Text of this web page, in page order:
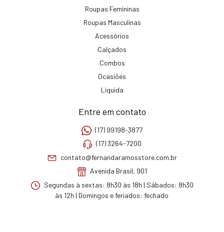
Roupas Femininas
Roupas Masculinas
Acessórios
Calçados
Combos
Ocasiões
Liquida
Entre em contato
(17) 99198-3877
(17) 3264-7200
contato@fernandaramosstore.com.br
Avenida Brasil, 901
Segundas à sextas: 8h30 às 18h | Sábados: 8h30
às 12h | Domingos e feriados: fechado